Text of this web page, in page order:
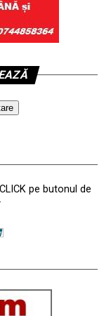
pe butonul de